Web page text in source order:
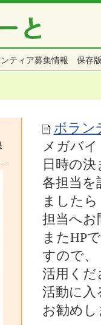
ティア募集情報 保存版
ボラン
メガバ
日時の
各担当を
ましたら
担当へお
またHP
すので、
活用くだ
活動に
お勧めし